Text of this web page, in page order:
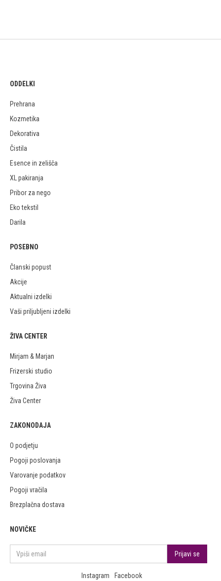
ODDELKI
Prehrana
Kozmetika
Dekorativa
Čistila
Esence in zelišča
XL pakiranja
Pribor za nego
Eko tekstil
Darila
POSEBNO
Članski popust
Akcije
Aktualni izdelki
Vaši priljubljeni izdelki
ŽIVA CENTER
Mirjam & Marjan
Frizerski studio
Trgovina Živa
Živa Center
ZAKONODAJA
O podjetju
Pogoji poslovanja
Varovanje podatkov
Pogoji vračila
Brezplačna dostava
NOVIČKE
Instagram Facebook